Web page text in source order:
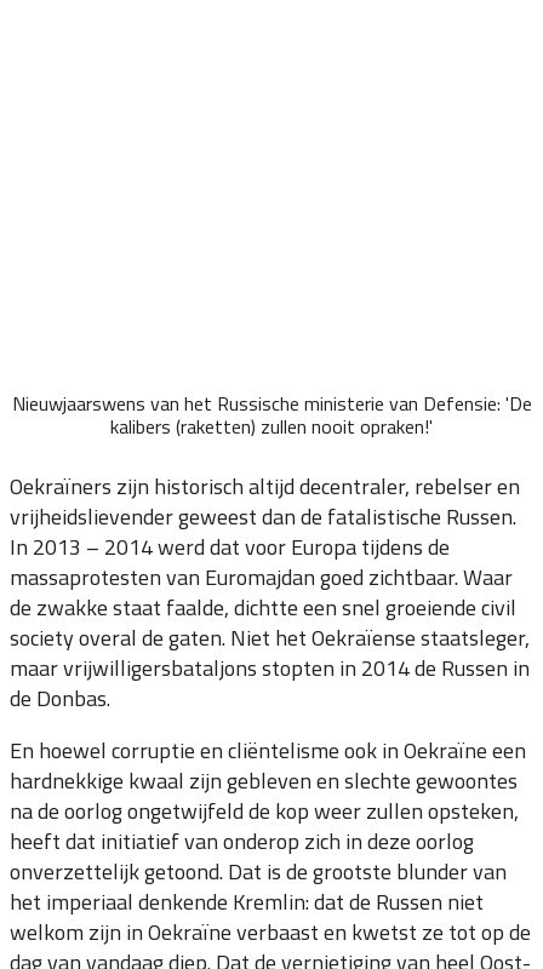
Nieuwjaarswens van het Russische ministerie van Defensie: 'De
kalibers (raketten) zullen nooit opraken!'
Oekraïners zijn historisch altijd decentraler, rebelser en
vrijheidslievender geweest dan de fatalistische Russen.
In 2013 – 2014 werd dat voor Europa tijdens de
massaprotesten van Euromajdan goed zichtbaar. Waar
de zwakke staat faalde, dichtte een snel groeiende civil
society overal de gaten. Niet het Oekraïense staatsleger,
maar vrijwilligersbataljons stopten in 2014 de Russen in
de Donbas.
En hoewel corruptie en cliëntelisme ook in Oekraïne een
hardnekkige kwaal zijn gebleven en slechte gewoontes
na de oorlog ongetwijfeld de kop weer zullen opsteken,
heeft dat initiatief van onderop zich in deze oorlog
onverzettelijk getoond. Dat is de grootste blunder van
het imperiaal denkende Kremlin: dat de Russen niet
welkom zijn in Oekraïne verbaast en kwetst ze tot op de
dag van vandaag diep. Dat de vernietiging van heel Oost-